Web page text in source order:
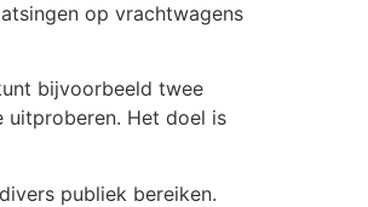
op vrachtwagens
bijvoorbeeld twee
uitproberen. Het doel is
publiek bereiken.